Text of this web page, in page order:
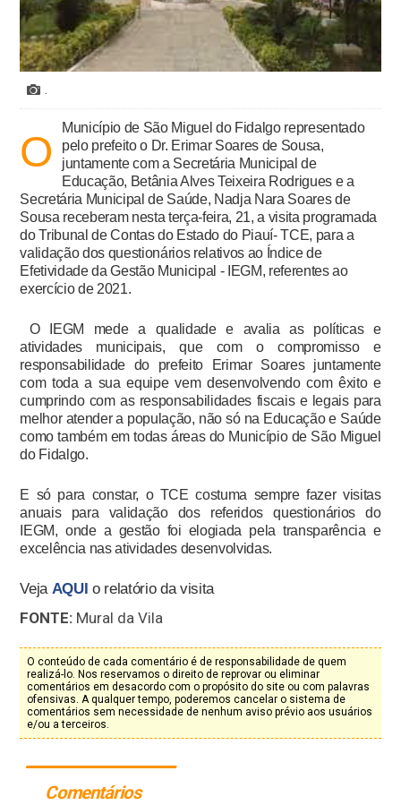
.
O
Município de São Miguel do Fidalgo representado
pelo prefeito o Dr. Erimar Soares de Sousa,
juntamente com a Secretária Municipal de
Educação, Betânia Alves Teixeira Rodrigues e a
Secretária Municipal de Saúde, Nadja Nara Soares de
Sousa receberam nesta terça-feira, 21, a visita programada
do Tribunal de Contas do Estado do Piauí- TCE, para a
validação dos questionários relativos ao Índice de
Efetividade da Gestão Municipal - IEGM, referentes ao
exercício de 2021.
O IEGM mede a qualidade e avalia as políticas e
atividades municipais, que com o compromisso e
responsabilidade do prefeito Erimar Soares juntamente
com toda a sua equipe vem desenvolvendo com êxito e
cumprindo com as responsabilidades fiscais e legais para
melhor atender a população, não só na Educação e Saúde
como também em todas áreas do Município de São Miguel
do Fidalgo.
E só para constar, o TCE costuma sempre fazer visitas
anuais para validação dos referidos questionários do
IEGM, onde a gestão foi elogiada pela transparência e
excelência nas atividades desenvolvidas.
Veja AQUI o relatório da visita
FONTE: Mural da Vila
O conteúdo de cada comentário é de responsabilidade de quem
realizá-lo. Nos reservamos o direito de reprovar ou eliminar
comentários em desacordo com o propósito do site ou com palavras
ofensivas. A qualquer tempo, poderemos cancelar o sistema de
comentários sem necessidade de nenhum aviso prévio aos usuários
e/ou a terceiros.
Comentários